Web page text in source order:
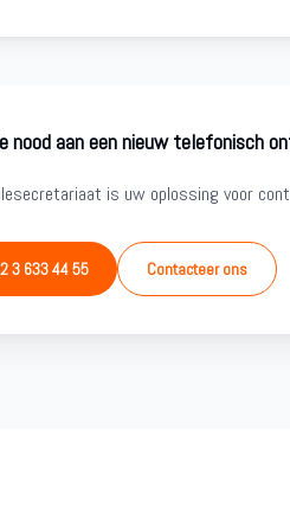
nood aan een nieuw telefonisch
is uw oplossing voor
3 633 44 55 Contacteer ons